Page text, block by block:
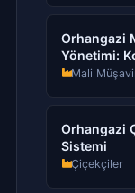
Orhangazi
Yönetimi:
Mali
Orhangazi
Sistemi
Çiçekçiler